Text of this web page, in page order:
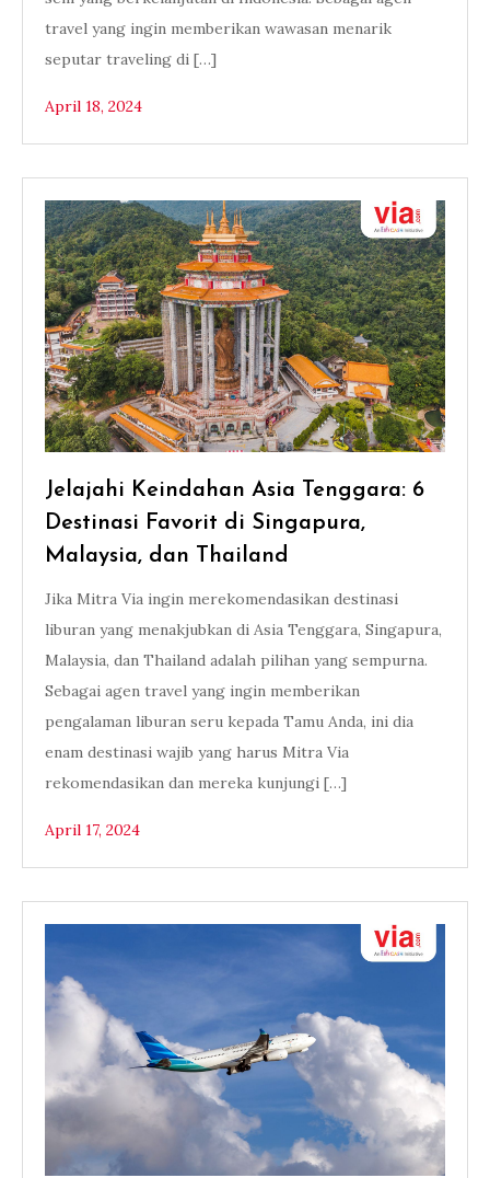
travel yang ingin memberikan wawasan menarik
seputar traveling di […]
April 18, 2024
Jelajahi Keindahan Asia Tenggara: 6
Destinasi Favorit di Singapura,
Malaysia, dan Thailand
Jika Mitra Via ingin merekomendasikan destinasi
liburan yang menakjubkan di Asia Tenggara, Singapura,
Malaysia, dan Thailand adalah pilihan yang sempurna.
Sebagai agen travel yang ingin memberikan
pengalaman liburan seru kepada Tamu Anda, ini dia
enam destinasi wajib yang harus Mitra Via
rekomendasikan dan mereka kunjungi […]
April 17, 2024